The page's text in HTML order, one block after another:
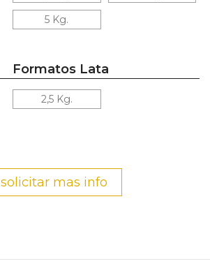
5 Kg.
Formatos Lata
2,5 Kg.
solicitar mas info